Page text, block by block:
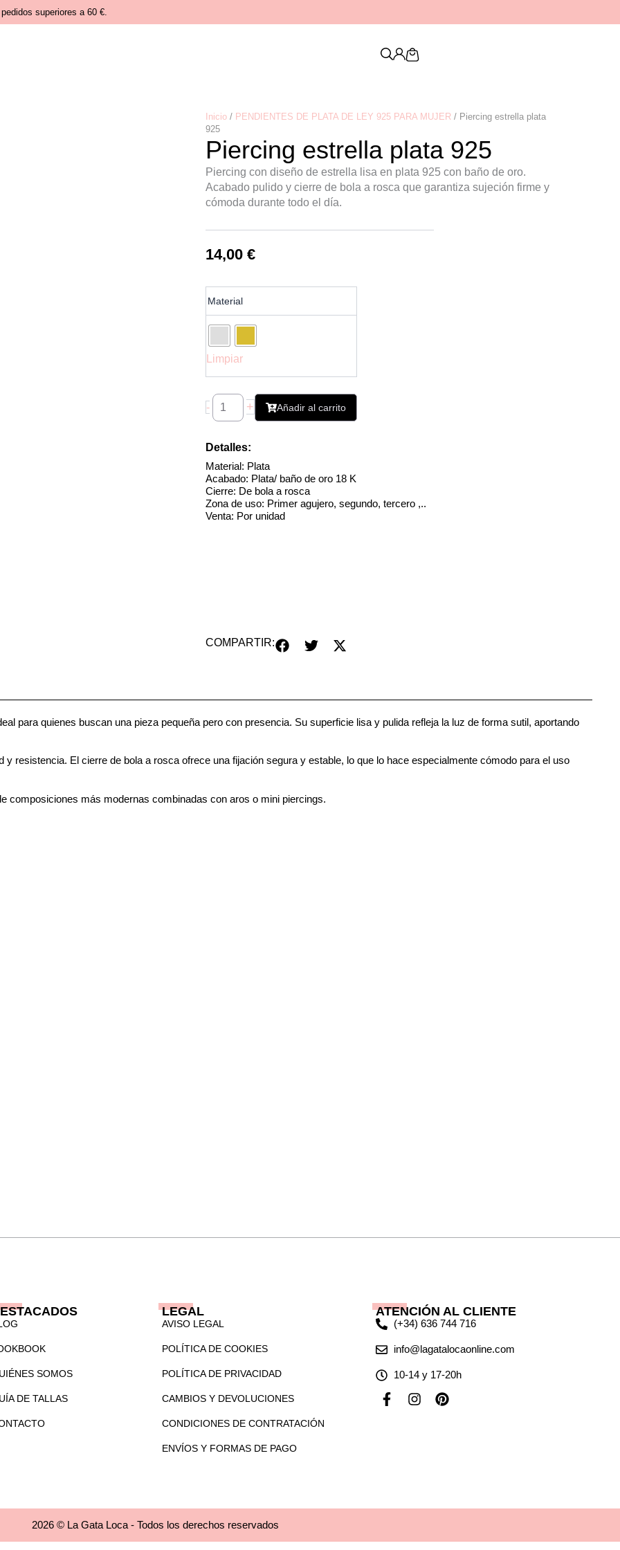
superiores a 60 €.
Inicio / PENDIENTES DE PLATA DE LEY 925 PARA MUJER / Piercing estrella plata
925
Piercing estrella plata 925
Piercing con diseño de estrella lisa en plata 925 con baño de oro.
Acabado pulido y cierre de bola a rosca que garantiza sujeción firme y
cómoda durante todo el día.
14,00€
Material
Limpiar
-
estrella
cantidad
+ Añadir al carrito
Detalles:
Material: Plata
Acabado: Plata/ baño de oro 18 K
Cierre: De bola a rosca
Zona de uso: Primer agujero, segundo, tercero ,..
Venta: Por unidad
COMPARTIR:
para quienes buscan una pieza pequeña pero con presencia. Su superficie lisa y pulida refleja la luz de forma sutil, aportando
resistencia. El cierre de bola a rosca ofrece una fijación segura y estable, lo que lo hace especialmente cómodo para el uso
composiciones más modernas combinadas con aros o mini piercings.
SOMOS
DE TALLAS
LEGAL
AVISO LEGAL
POLÍTICA DE COOKIES
POLÍTICA DE PRIVACIDAD
CAMBIOS Y DEVOLUCIONES
CONDICIONES DE CONTRATACIÓN
ENVÍOS Y FORMAS DE PAGO
ATENCIÓN AL CLIENTE
(+34) 636 744 716
info@lagatalocaonline.com
10-14 y 17-20h
F
a
-
I
n
m
P
i
t
2026 © La Gata Loca - Todos los derechos reservados